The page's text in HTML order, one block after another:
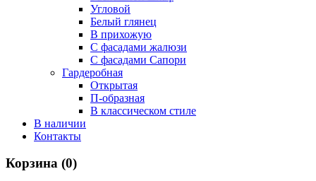
Угловой
Белый глянец
В прихожую
C фасадами жалюзи
C фасадами Сапори
Гардеробная
Открытая
П-образная
В классическом стиле
В наличии
Контакты
Корзина (0)